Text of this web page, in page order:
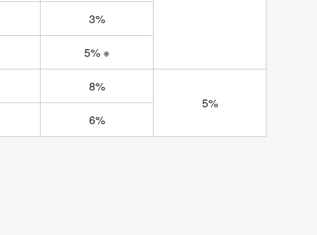
3%
5% ※
8%
5%
6%